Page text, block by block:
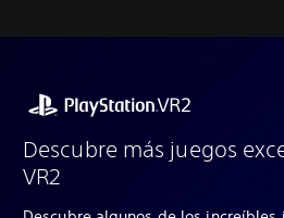
Descubre más juegos
VR2